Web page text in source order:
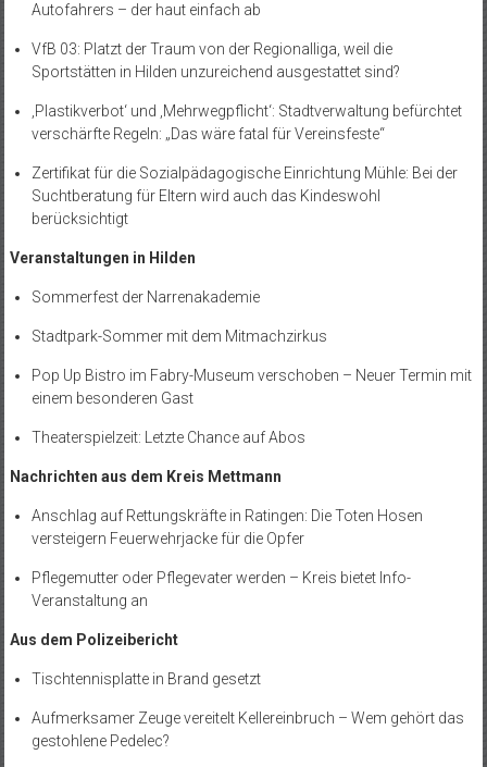
Autofahrers – der haut einfach ab
VfB 03: Platzt der Traum von der Regionalliga, weil die
Sportstätten in Hilden unzureichend ausgestattet sind?
‚Plastikverbot‘ und ‚Mehrwegpflicht‘: Stadtverwaltung befürchtet
verschärfte Regeln: „Das wäre fatal für Vereinsfeste“
Zertifikat für die Sozialpädagogische Einrichtung Mühle: Bei der
Suchtberatung für Eltern wird auch das Kindeswohl
berücksichtigt
Veranstaltungen in Hilden
Sommerfest der Narrenakademie
Stadtpark-Sommer mit dem Mitmachzirkus
Pop Up Bistro im Fabry-Museum verschoben – Neuer Termin mit
einem besonderen Gast
Theaterspielzeit: Letzte Chance auf Abos
Nachrichten aus dem Kreis Mettmann
Anschlag auf Rettungskräfte in Ratingen: Die Toten Hosen
versteigern Feuerwehrjacke für die Opfer
Pflegemutter oder Pflegevater werden – Kreis bietet Info-
Veranstaltung an
Aus dem Polizeibericht
Tischtennisplatte in Brand gesetzt
Aufmerksamer Zeuge vereitelt Kellereinbruch – Wem gehört das
gestohlene Pedelec?